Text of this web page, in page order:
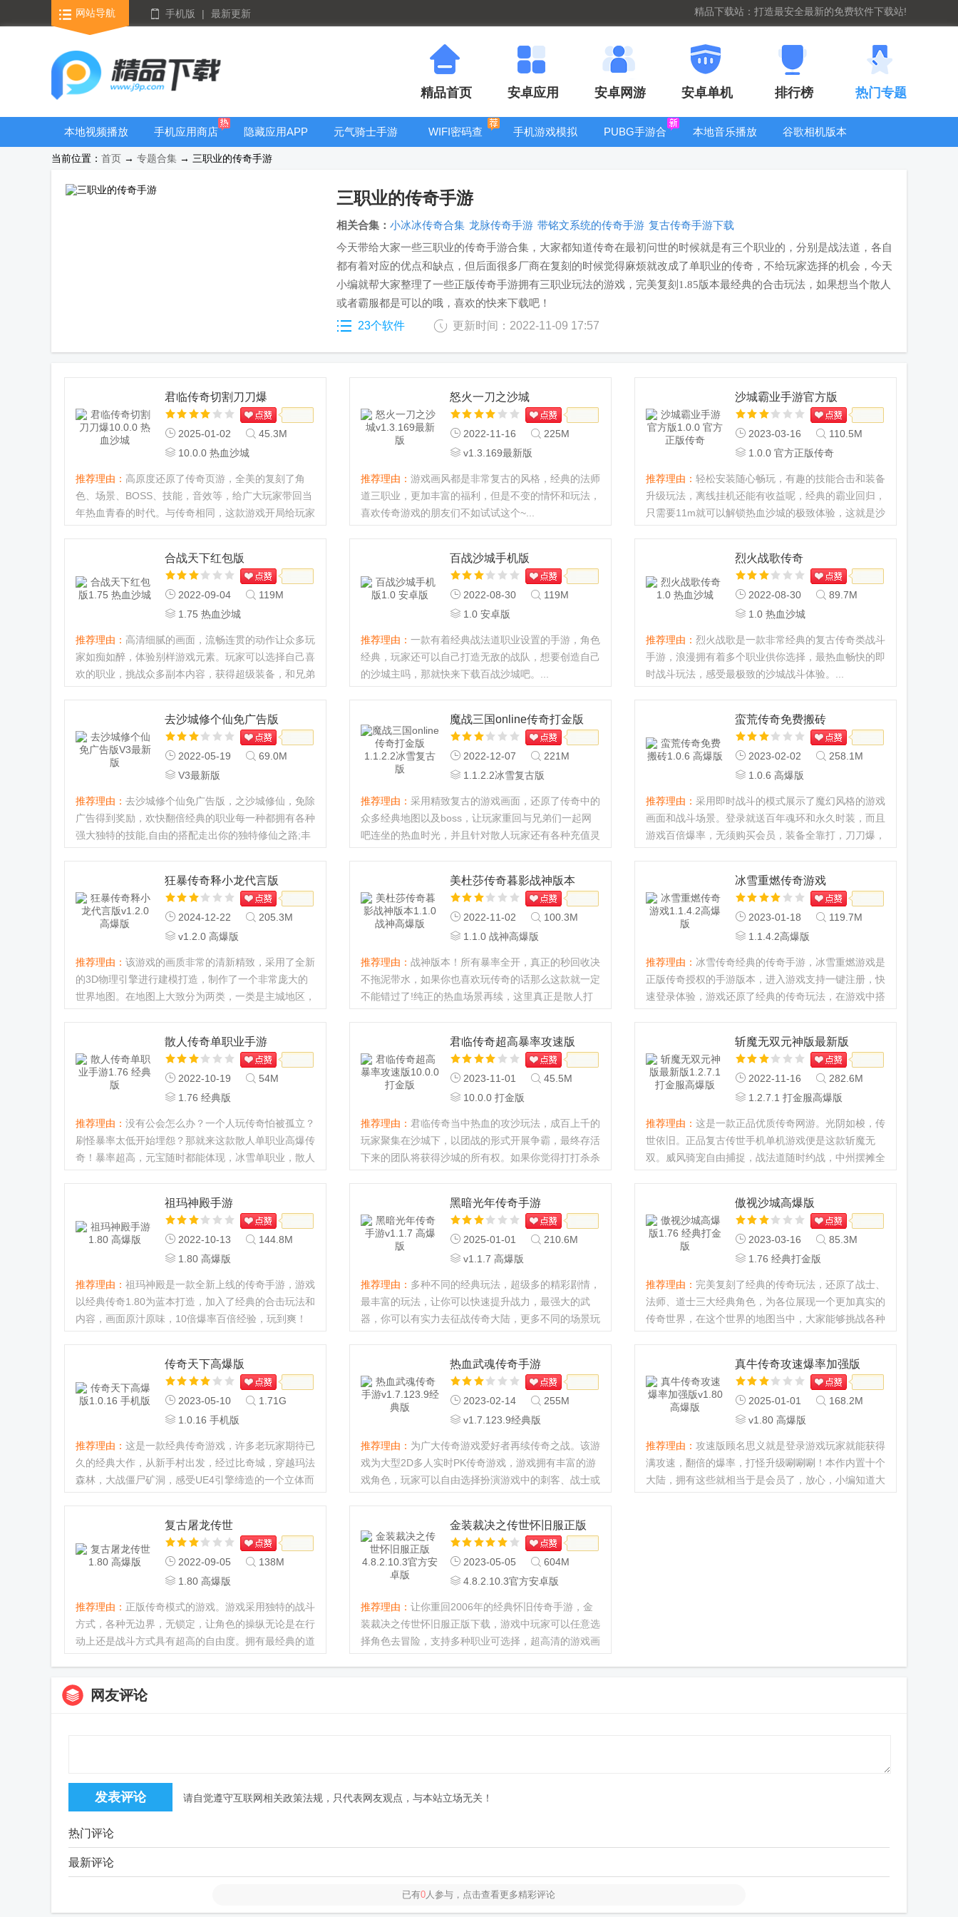
网站导航 手机版 | 最新更新 精品下载站：打造最安全最新的免费软件下载站!
精品首页 安卓应用 安卓网游 安卓单机 排行榜 热门专题
本地视频播放
器
手机应用商店 隐藏应用APP
元气骑士手游
WIFI密码查
手机游戏模拟
PUBG手游合
本地音乐播放
谷歌相机版本
游戏库合集
当前位置： 首页 → 专题合集 → 三职业的传奇手游
三职业的传奇手游
相关合集： 小冰冰传奇合集 龙脉传奇手游 带铭文系统的传奇手游 复古传奇手游下载
今天带给大家一些三职业的传奇手游合集，大家都知道传奇在最初问世的时候就是有三个职业的，分别是战法道，各自
都有着对应的优点和缺点，但后面很多厂商在复刻的时候觉得麻烦就改成了单职业的传奇，不给玩家选择的机会，今天
小编就帮大家整理了一些正版传奇手游拥有三职业玩法的游戏，完美复刻1.85版本最经典的合击玩法，如果想当个散人
或者霸服都是可以的哦，喜欢的快来下载吧！
23个软件 更新时间：2022-11-09 17:57
君临传奇切割刀刀爆
2025-01-02
45.3M
10.0.0 热血沙城
推荐理由： 高原度还原了传奇页游，全美的复刻了角
色、场景、BOSS、技能，音效等，给广大玩家带回当
年热血青春的时代。与传奇相同，这款游戏开局给玩家
怒火一刀之沙城
2022-11-16
225M
v1.3.169最新版
推荐理由： 游戏画风都是非常复古的风格，经典的法师
道三职业，更加丰富的福利，但是不变的情怀和玩法，
喜欢传奇游戏的朋友们不如试试这个~...
沙城霸业手游官方版
2023-03-16
110.5M
1.0.0 官方正版传奇
推荐理由： 轻松安装随心畅玩，有趣的技能合击和装备
升级玩法，离线挂机还能有收益呢，经典的霸业回归，
只需要11m就可以解锁热血沙城的极致体验，这就是沙
合战天下红包版
2022-09-04
119M
1.75 热血沙城
推荐理由： 高清细腻的画面，流畅连贯的动作让众多玩
家如痴如醉，体验别样游戏元素。玩家可以选择自己喜
欢的职业，挑战众多副本内容，获得超级装备，和兄弟
百战沙城手机版
2022-08-30
119M
1.0 安卓版
推荐理由： 一款有着经典战法道职业设置的手游，角色
经典，玩家还可以自己打造无敌的战队，想要创造自己
的沙城主吗，那就快来下载百战沙城吧。...
烈火战歌传奇
2022-08-30
89.7M
1.0 热血沙城
推荐理由： 烈火战歌是一款非常经典的复古传奇类战斗
手游，浪漫拥有着多个职业供你选择，最热血畅快的即
时战斗玩法，感受最极致的沙城战斗体验。...
去沙城修个仙免广告版
2022-05-19
69.0M
V3最新版
推荐理由： 去沙城修个仙免广告版，之沙城修仙，免除
广告得到奖励，欢快翻倍经典的职业每一种都拥有各种
强大独特的技能,自由的搭配走出你的独特修仙之路;丰
魔战三国online传奇打金版
2022-12-07
221M
1.1.2.2冰雪复古版
推荐理由： 采用精致复古的游戏画面，还原了传奇中的
众多经典地图以及boss，让玩家重回与兄弟们一起网
吧连坐的热血时光，并且针对散人玩家还有各种充值灵
蛮荒传奇免费搬砖
2023-02-02
258.1M
1.0.6 高爆版
推荐理由： 采用即时战斗的模式展示了魔幻风格的游戏
画面和战斗场景。登录就送百年魂环和永久时装，而且
游戏百倍爆率，无须购买会员，装备全靠打，刀刀爆，
狂暴传奇释小龙代言版
2024-12-22
205.3M
v1.2.0 高爆版
推荐理由： 该游戏的画质非常的清新精致，采用了全新
的3D物理引擎进行建模打造，制作了一个非常庞大的
世界地图。在地图上大致分为两类，一类是主城地区，
美杜莎传奇暮影战神版本
2022-11-02
100.3M
1.1.0 战神高爆版
推荐理由： 战神版本！所有暴率全开，真正的秒回收决
不拖泥带水，如果你也喜欢玩传奇的话那么这款就一定
不能错过了!纯正的热血场景再续，这里真正是散人打
冰雪重燃传奇游戏
2023-01-18
119.7M
1.1.4.2高爆版
推荐理由： 冰雪传奇经典的传奇手游，冰雪重燃游戏是
正版传奇授权的手游版本，进入游戏支持一键注册，快
速登录体验，游戏还原了经典的传奇玩法，在游戏中搭
散人传奇单职业手游
2022-10-19
54M
1.76 经典版
推荐理由： 没有公会怎么办？一个人玩传奇怕被孤立？
刷怪暴率太低开始埋怨？那就来这款散人单职业高爆传
奇！暴率超高，元宝随时都能体现，冰雪单职业，散人
君临传奇超高暴率攻速版
2023-11-01
45.5M
10.0.0 打金版
推荐理由： 君临传奇当中热血的攻沙玩法，成百上千的
玩家聚集在沙城下，以团战的形式开展争霸，最终存活
下来的团队将获得沙城的所有权。如果你觉得打打杀杀
斩魔无双元神版最新版
2022-11-16
282.6M
1.2.7.1 打金服高爆版
推荐理由： 这是一款正品优质传奇网游。光阴如梭，传
世依旧。正品复古传世手机单机游戏便是这款斩魔无
双。威风骑宠自由捕捉，战法道随时约战，中州摆摊全
祖玛神殿手游
2022-10-13
144.8M
1.80 高爆版
推荐理由： 祖玛神殿是一款全新上线的传奇手游，游戏
以经典传奇1.80为蓝本打造，加入了经典的合击玩法和
内容，画面原汁原味，10倍爆率百倍经验，玩到爽！
黑暗光年传奇手游
2025-01-01
210.6M
v1.1.7 高爆版
推荐理由： 多种不同的经典玩法，超级多的精彩剧情，
最丰富的玩法，让你可以快速提升战力，最强大的武
器，你可以有实力去征战传奇大陆，更多不同的场景玩
傲视沙城高爆版
2023-03-16
85.3M
1.76 经典打金版
推荐理由： 完美复刻了经典的传奇玩法，还原了战士、
法师、道士三大经典角色，为各位展现一个更加真实的
传奇世界，在这个世界的地图当中，大家能够挑战各种
传奇天下高爆版
2023-05-10
1.71G
1.0.16 手机版
推荐理由： 这是一款经典传奇游戏，许多老玩家期待已
久的经典大作，从新手村出发，经过比奇城，穿越玛法
森林，大战僵尸矿洞，感受UE4引擎缔造的一个立体而
热血武魂传奇手游
2023-02-14
255M
v1.7.123.9经典版
推荐理由： 为广大传奇游戏爱好者再续传奇之战。该游
戏为大型2D多人实时PK传奇游戏，游戏拥有丰富的游
戏角色，玩家可以自由选择扮演游戏中的刺客、战士或
真牛传奇攻速爆率加强版
2025-01-01
168.2M
v1.80 高爆版
推荐理由： 攻速版顾名思义就是登录游戏玩家就能获得
满攻速，翻倍的爆率，打怪升级唰唰唰！本作内置十个
大陆，拥有这些就相当于是会员了，放心，小编知道大
复古屠龙传世
2022-09-05
138M
1.80 高爆版
推荐理由： 正版传奇模式的游戏。游戏采用独特的战斗
方式，各种无边界，无锁定，让角色的操纵无论是在行
动上还是战斗方式具有超高的自由度。拥有最经典的道
金装裁决之传世怀旧服正版
2023-05-05
604M
4.8.2.10.3官方安卓版
推荐理由： 让你重回2006年的经典怀旧传奇手游，金
装裁决之传世怀旧服正版下载，游戏中玩家可以任意选
择角色去冒险，支持多种职业可选择，超高清的游戏画
网友评论
请自觉遵守互联网相关政策法规，只代表网友观点，与本站立场无关！
热门评论
最新评论
已有0人参与，点击查看更多精彩评论